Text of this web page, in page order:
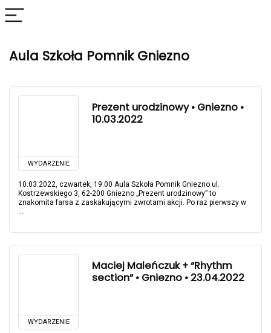
Aula Szkoła Pomnik Gniezno
WYDARZENIE
Prezent urodzinowy • Gniezno •
10.03.2022
10.03.2022, czwartek, 19:00 Aula Szkoła Pomnik Gniezno ul.
Kostrzewskiego 3, 62-200 Gniezno „Prezent urodzinowy” to
znakomita farsa z zaskakującymi zwrotami akcji. Po raz pierwszy w
...
WYDARZENIE
Maciej Maleńczuk + “Rhythm
section” • Gniezno • 23.04.2022